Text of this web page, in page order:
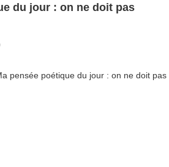
du jour : on ne doit pas